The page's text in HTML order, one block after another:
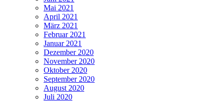
Mai 2021
April 2021
März 2021
Februar 2021
Januar 2021
Dezember 2020
November 2020
Oktober 2020
September 2020
August 2020
Juli 2020